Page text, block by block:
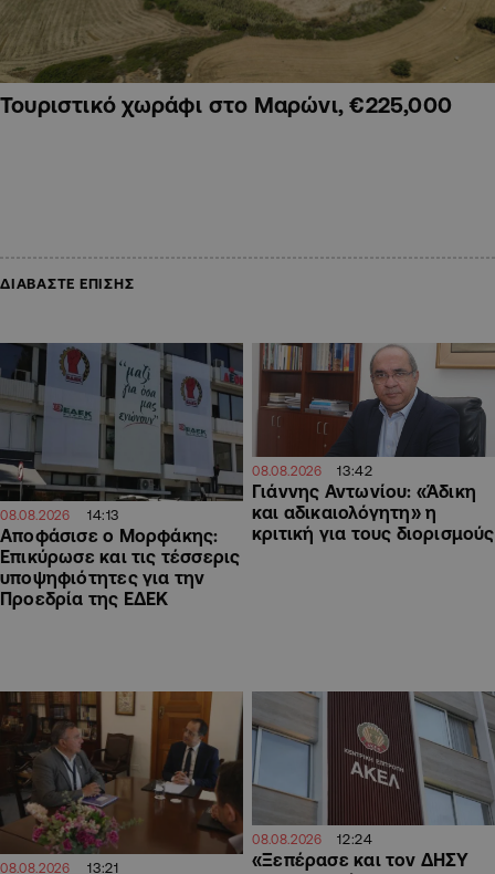
Τουριστικό χωράφι στο Μαρώνι, €225,000
ΔΙΑΒΑΣΤΕ ΕΠΙΣΗΣ
08.08.2026 14:13
Αποφάσισε ο Μορφάκης:
Επικύρωσε και τις τέσσερις
υποψηφιότητες για την
Προεδρία της ΕΔΕΚ
08.08.2026 13:42
Γιάννης Αντωνίου: «Άδικη
και αδικαιολόγητη» η
κριτική για τους διορισμούς
08.08.2026 13:21
08.08.2026 12:24
«Ξεπέρασε και τον ΔΗΣΥ